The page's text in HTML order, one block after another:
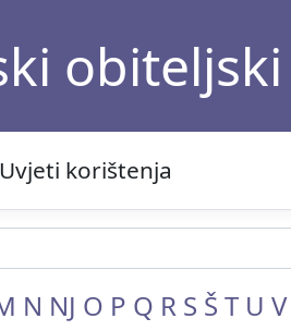
Uvjeti korištenja
N NJ O P Q R S Š T U V